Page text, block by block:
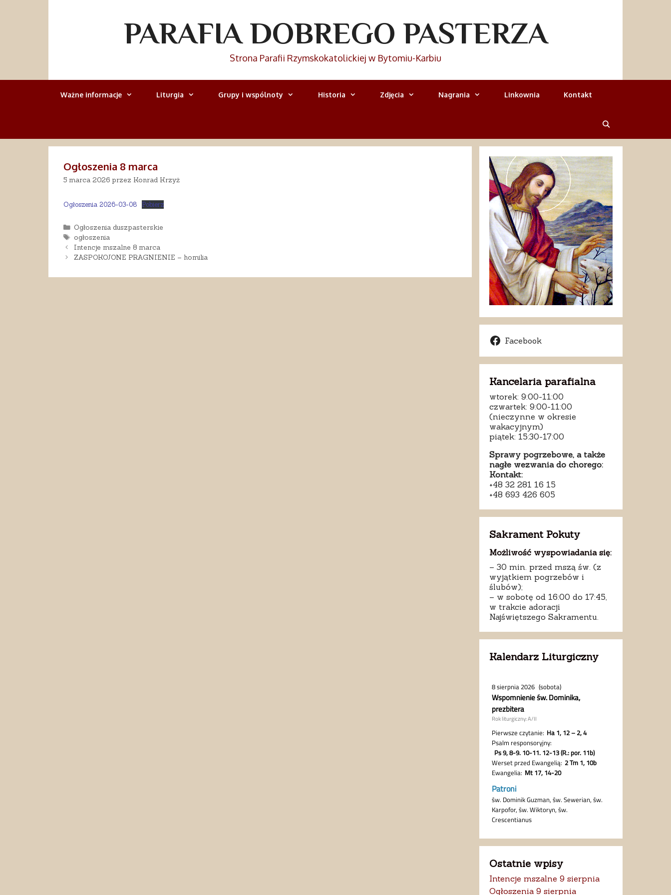
PARAFIA DOBREGO PASTERZA
Strona Parafii Rzymskokatolickiej w Bytomiu-Karbiu
Ważne informacje Liturgia Grupy i wspólnoty Historia Zdjęcia Nagrania Linkownia Kontakt
Ogłoszenia 8 marca
5 marca 2026 przez Konrad Krzyż
Ogłoszenia 2026-03-08 Pobierz
Kategorie
Ogłoszenia duszpasterskie
Tagi
ogłoszenia
Intencje mszalne 8 marca
ZASPOKOJONE PRAGNIENIE – homilia
Facebook
Kancelaria parafialna
wtorek: 9:00-11:00
czwartek: 9:00-11:00
(nieczynne w okresie
wakacyjnym)
piątek: 15:30-17:00
Sprawy pogrzebowe, a także
nagłe wezwania do chorego:
Kontakt:
+48 32 281 16 15
+48 693 426 605
Sakrament Pokuty
Możliwość wyspowiadania się:
– 30 min. przed mszą św. (z
wyjątkiem pogrzebów i
ślubów);
– w sobotę od 16:00 do 17:45,
w trakcie adoracji
Najświętszego Sakramentu.
Kalendarz Liturgiczny
Ostatnie wpisy
Intencje mszalne 9 sierpnia
Ogłoszenia 9 sierpnia